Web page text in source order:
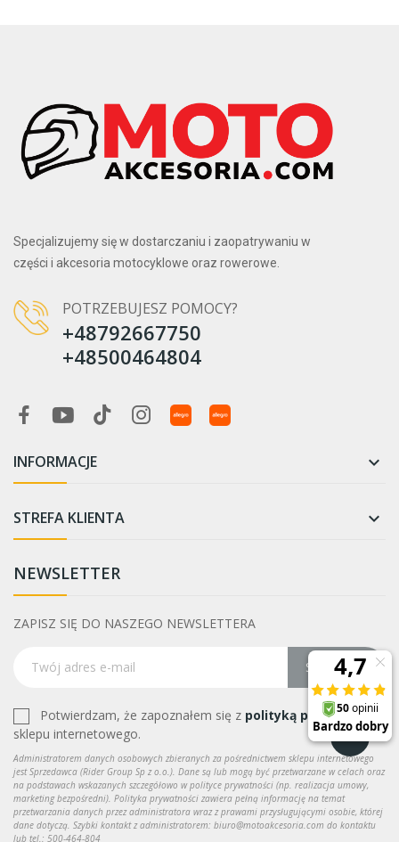
Specjalizujemy się w dostarczaniu i zaopatrywaniu w
części i akcesoria motocyklowe oraz rowerowe.
POTRZEBUJESZ POMOCY?
+48792667750
+48500464804
INFORMACJE 
STREFA KLIENTA 
NEWSLETTER
ZAPISZ SIĘ DO NASZEGO NEWSLETTERA
Subskrybuj
Potwierdzam, że zapoznałem się z polityką prywatności
sklepu internetowego.
Administratorem danych osobowych zbieranych za pośrednictwem sklepu internetowego
jest Sprzedawca (Rider Group Sp z o.o.). Dane są lub mogą być przetwarzane w celach oraz
na podstawach wskazanych szczegółowo w polityce prywatności (np. realizacja umowy,
marketing bezpośredni). Polityka prywatności zawiera pełną informację na temat
przetwarzania danych przez administratora wraz z prawami przysługującymi osobie, której
dane dotyczą. Szybki kontakt z administratorem: biuro@motoakcesoria.com do kontaktu
lub tel.: 500-464-804